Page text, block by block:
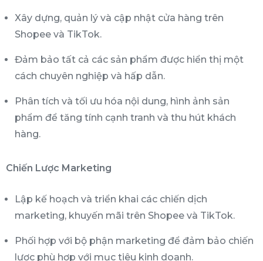
Xây dựng, quản lý và cập nhật cửa hàng trên
Shopee và TikTok.
Đảm bảo tất cả các sản phẩm được hiển thị một
cách chuyên nghiệp và hấp dẫn.
Phân tích và tối ưu hóa nội dung, hình ảnh sản
phẩm để tăng tính cạnh tranh và thu hút khách
hàng.
Chiến Lược Marketing
Lập kế hoạch và triển khai các chiến dịch
marketing, khuyến mãi trên Shopee và TikTok.
Phối hợp với bộ phận marketing để đảm bảo chiến
lược phù hợp với mục tiêu kinh doanh.